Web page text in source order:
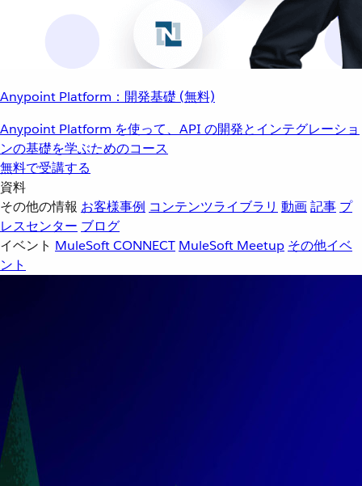
Anypoint Platform：開発基礎 (無料)
Anypoint Platform を使って、API の開発とインテグレーショ
ンの基礎を学ぶためのコース
無料で受講する
資料
その他の情報 お客様事例 コンテンツライブラリ 動画記事 プ
レスセンター ブログ
イベント MuleSoft CONNECT MuleSoft Meetup その他イベ
ント